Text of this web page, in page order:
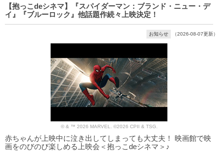
【抱っこdeシネマ】『スパイダーマン：ブランド・ニュー・デ
イ』『ブルーロック』他話題作続々上映決定！
お知らせ （2026-08-07更新）
© & ™ 2026 MARVEL. ©2026 CPII & TSG.
赤ちゃんが上映中に泣き出してしまっても大丈夫！ 映画館で映
画をのびのび楽しめる上映会＜抱っこdeシネマ＞♪